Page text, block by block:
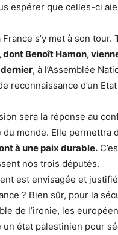
espérer que celles-ci
s’y met à son tour.
Benoît Hamon,
, à l’Assemblée
reconnaissance d’un
sera la réponse au
monde. Elle permettra
à une paix durable.
nos trois députés.
est envisagée et
? Bien sûr, pour la
de l’ironie, les
un état palestinien pour